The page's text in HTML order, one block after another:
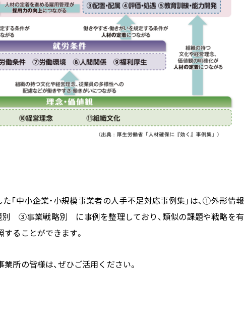
「中小企業・小規模事業者の人手不足対応事例集」は、①外形情報
別 ③事業戦略別 に事例を整理しており、類似の課題や戦略を有
ることができます。
所の皆様は、ぜひご活用ください。